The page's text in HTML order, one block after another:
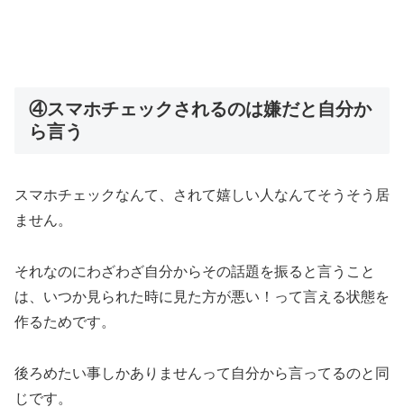
④スマホチェックされるのは嫌だと自分か
ら言う
スマホチェックなんて、されて嬉しい人なんてそうそう居
ません。
それなのにわざわざ自分からその話題を振ると言うこと
は、いつか見られた時に見た方が悪い！って言える状態を
作るためです。
後ろめたい事しかありませんって自分から言ってるのと同
じです。